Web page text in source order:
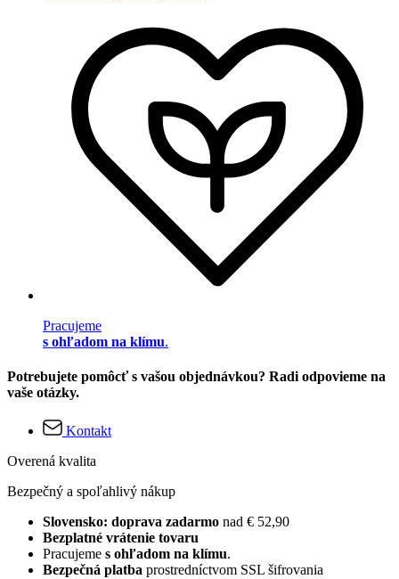
Pracujeme
s ohľadom na klímu.
Potrebujete pomôcť s vašou objednávkou? Radi odpovieme na
vaše otázky.
Kontakt
Overená kvalita
Bezpečný a spoľahlivý nákup
Slovensko: doprava zadarmo nad € 52,90
Bezplatné vrátenie tovaru
Pracujeme s ohľadom na klímu.
Bezpečná platba prostredníctvom SSL šifrovania